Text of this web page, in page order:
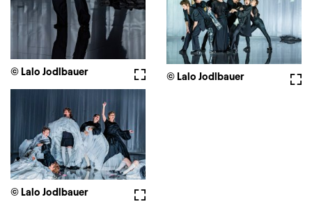
Fullscreen
© Lalo Jodlbauer © Lalo Jodlbauer
Fullscreen
© Lalo Jodlbauer